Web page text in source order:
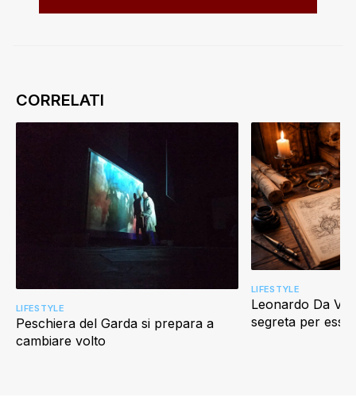
Peschiera del Garda si prepara a
cambiare volto
LIFESTYLE
Leonardo Da
segreta per
LIFESTYLE